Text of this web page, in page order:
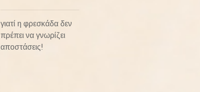
γιατί η φρεσκάδα δεν
πρέπει να γνωρίζει
αποστάσεις!